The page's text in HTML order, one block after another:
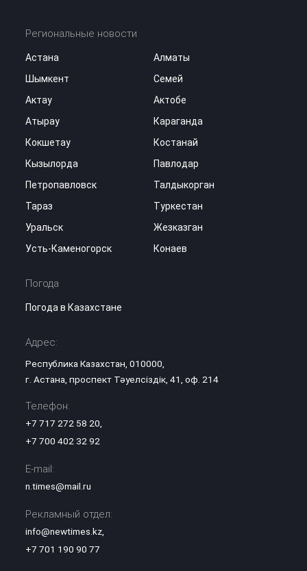
Региональные новости
Астана
Алматы
Шымкент
Семей
Актау
Актобе
Атырау
Караганда
Кокшетау
Костанай
Кызылорда
Павлодар
Петропавловск
Талдыкорган
Тараз
Туркестан
Уральск
Жезказган
Усть-Каменогорск
Конаев
Погода
Погода в Казахстане
Адрес:
Республика Казахстан, 010000,
г. Астана, проспект Тәуелсіздік, 41, оф. 214
Телефон:
+7 717 272 58 20
+7 700 402 32 92
E-mail:
n.times@mail.ru
Рекламный отдел:
info@newtimes.kz,
+7 701 190 90 77